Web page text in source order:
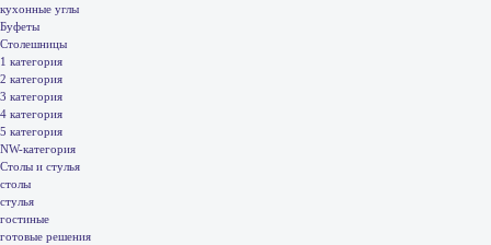
кухонные углы
Буфеты
Столешницы
1 категория
2 категория
3 категория
4 категория
5 категория
NW-категория
Столы и стулья
столы
стулья
гостиные
готовые решения